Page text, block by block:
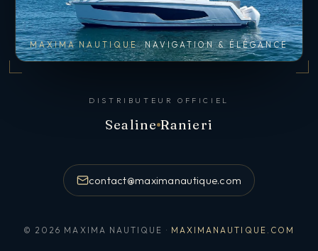
MAXIMA NAUTIQUE NAVIGATION & ÉLÉGANCE
DISTRIBUTEUR OFFICIEL
Sealine Ranieri
contact@maximanautique.com
© 2026 MAXIMA NAUTIQUE · MAXIMANAUTIQUE.COM